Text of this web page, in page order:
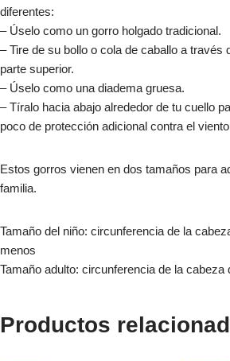
diferentes:
– Úselo como un gorro holgado tradicional.
– Tire de su bollo o cola de caballo a través
parte superior.
– Úselo como una diadema gruesa.
– Tíralo hacia abajo alrededor de tu cuello
poco de protección adicional contra el
Estos gorros vienen en dos tamaños para
familia.
Tamaño del niño: circunferencia de la
menos
Tamaño adulto: circunferencia de la cabeza
Productos